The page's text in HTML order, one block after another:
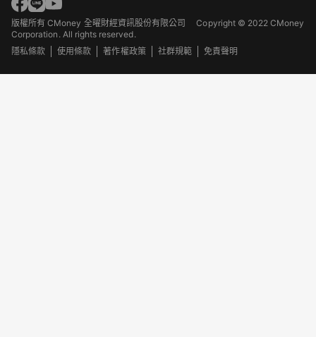
版權所有 CMoney 全曜財經資訊股份有限公司Copyright © 2022 CMoney
Corporation. All rights reserved.
隱私條款
使用條款 著作權政策 社群規範 免責聲明